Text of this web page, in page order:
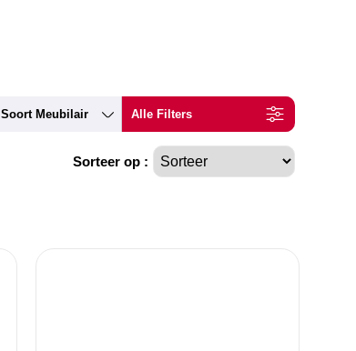
Soort Meubilair Alle Filters
Sorteer op :